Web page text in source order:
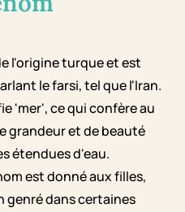
l'origine turque et est
le farsi, tel que l'Iran.
'mer', ce qui confère au
grandeur et de beauté
étendues d'eau.
est donné aux filles,
genré dans certaines